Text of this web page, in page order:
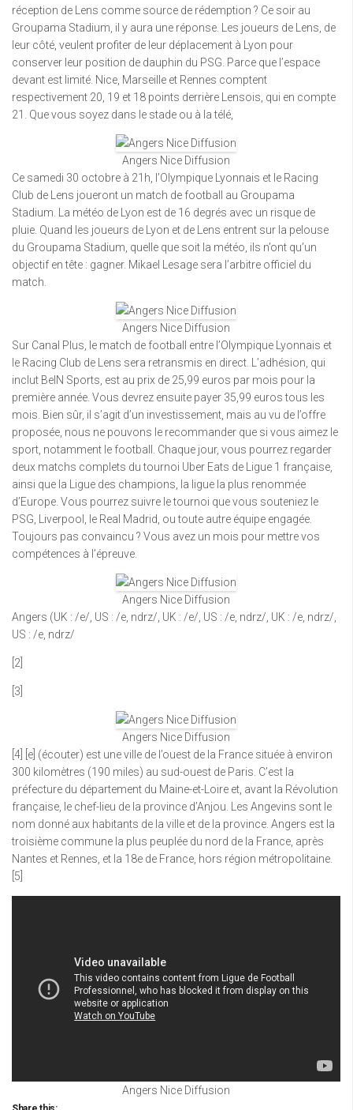
réception de Lens comme source de rédemption ? Ce soir au
Groupama Stadium, il y aura une réponse. Les joueurs de Lens, de
leur côté, veulent profiter de leur déplacement à Lyon pour
conserver leur position de dauphin du PSG. Parce que l’espace
devant est limité. Nice, Marseille et Rennes comptent
respectivement 20, 19 et 18 points derrière Lensois, qui en compte
21. Que vous soyez dans le stade ou à la télé,
Angers Nice Diffusion
Ce samedi 30 octobre à 21h, l’Olympique Lyonnais et le Racing
Club de Lens joueront un match de football au Groupama
Stadium. La météo de Lyon est de 16 degrés avec un risque de
pluie. Quand les joueurs de Lyon et de Lens entrent sur la pelouse
du Groupama Stadium, quelle que soit la météo, ils n’ont qu’un
objectif en tête : gagner. Mikael Lesage sera l’arbitre officiel du
match.
Angers Nice Diffusion
Sur Canal Plus, le match de football entre l’Olympique Lyonnais et
le Racing Club de Lens sera retransmis en direct. L’adhésion, qui
inclut BeIN Sports, est au prix de 25,99 euros par mois pour la
première année. Vous devrez ensuite payer 35,99 euros tous les
mois. Bien sûr, il s’agit d’un investissement, mais au vu de l’offre
proposée, nous ne pouvons le recommander que si vous aimez le
sport, notamment le football. Chaque jour, vous pourrez regarder
deux matchs complets du tournoi Uber Eats de Ligue 1 française,
ainsi que la Ligue des champions, la ligue la plus renommée
d’Europe. Vous pourrez suivre le tournoi que vous souteniez le
PSG, Liverpool, le Real Madrid, ou toute autre équipe engagée.
Toujours pas convaincu ? Vous avez un mois pour mettre vos
compétences à l’épreuve.
Angers Nice Diffusion
Angers (UK : /e/, US : /e, ndrz/, UK : /e/, US : /e, ndrz/, UK : /e, ndrz/,
US : /e, ndrz/
[2]
[3]
Angers Nice Diffusion
[4] [e] (écouter) est une ville de l’ouest de la France située à environ
300 kilomètres (190 miles) au sud-ouest de Paris. C’est la
préfecture du département du Maine-et-Loire et, avant la Révolution
française, le chef-lieu de la province d’Anjou. Les Angevins sont le
nom donné aux habitants de la ville et de la province. Angers est la
troisième commune la plus peuplée du nord de la France, après
Nantes et Rennes, et la 18e de France, hors région métropolitaine.
[5]
Angers Nice Diffusion